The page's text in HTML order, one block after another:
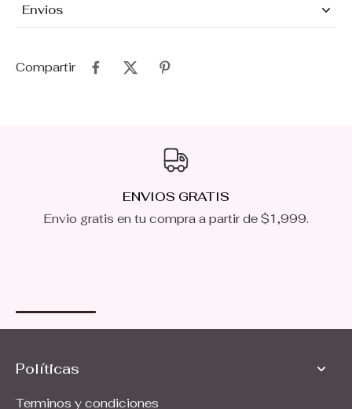
Envios
Compartir
ENVIOS GRATIS
Envio gratis en tu compra a partir de $1,999.
Políticas
Terminos y condiciones